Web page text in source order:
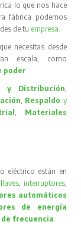
lo que nos hace
fábrica podemos
de tu empresa.
necesitas desde
escala, como
poder.
y Distribución,
, Respaldo y
, Materiales
eléctrico están en
llaves, interruptores,
automáticos
de energía
frecuencia.